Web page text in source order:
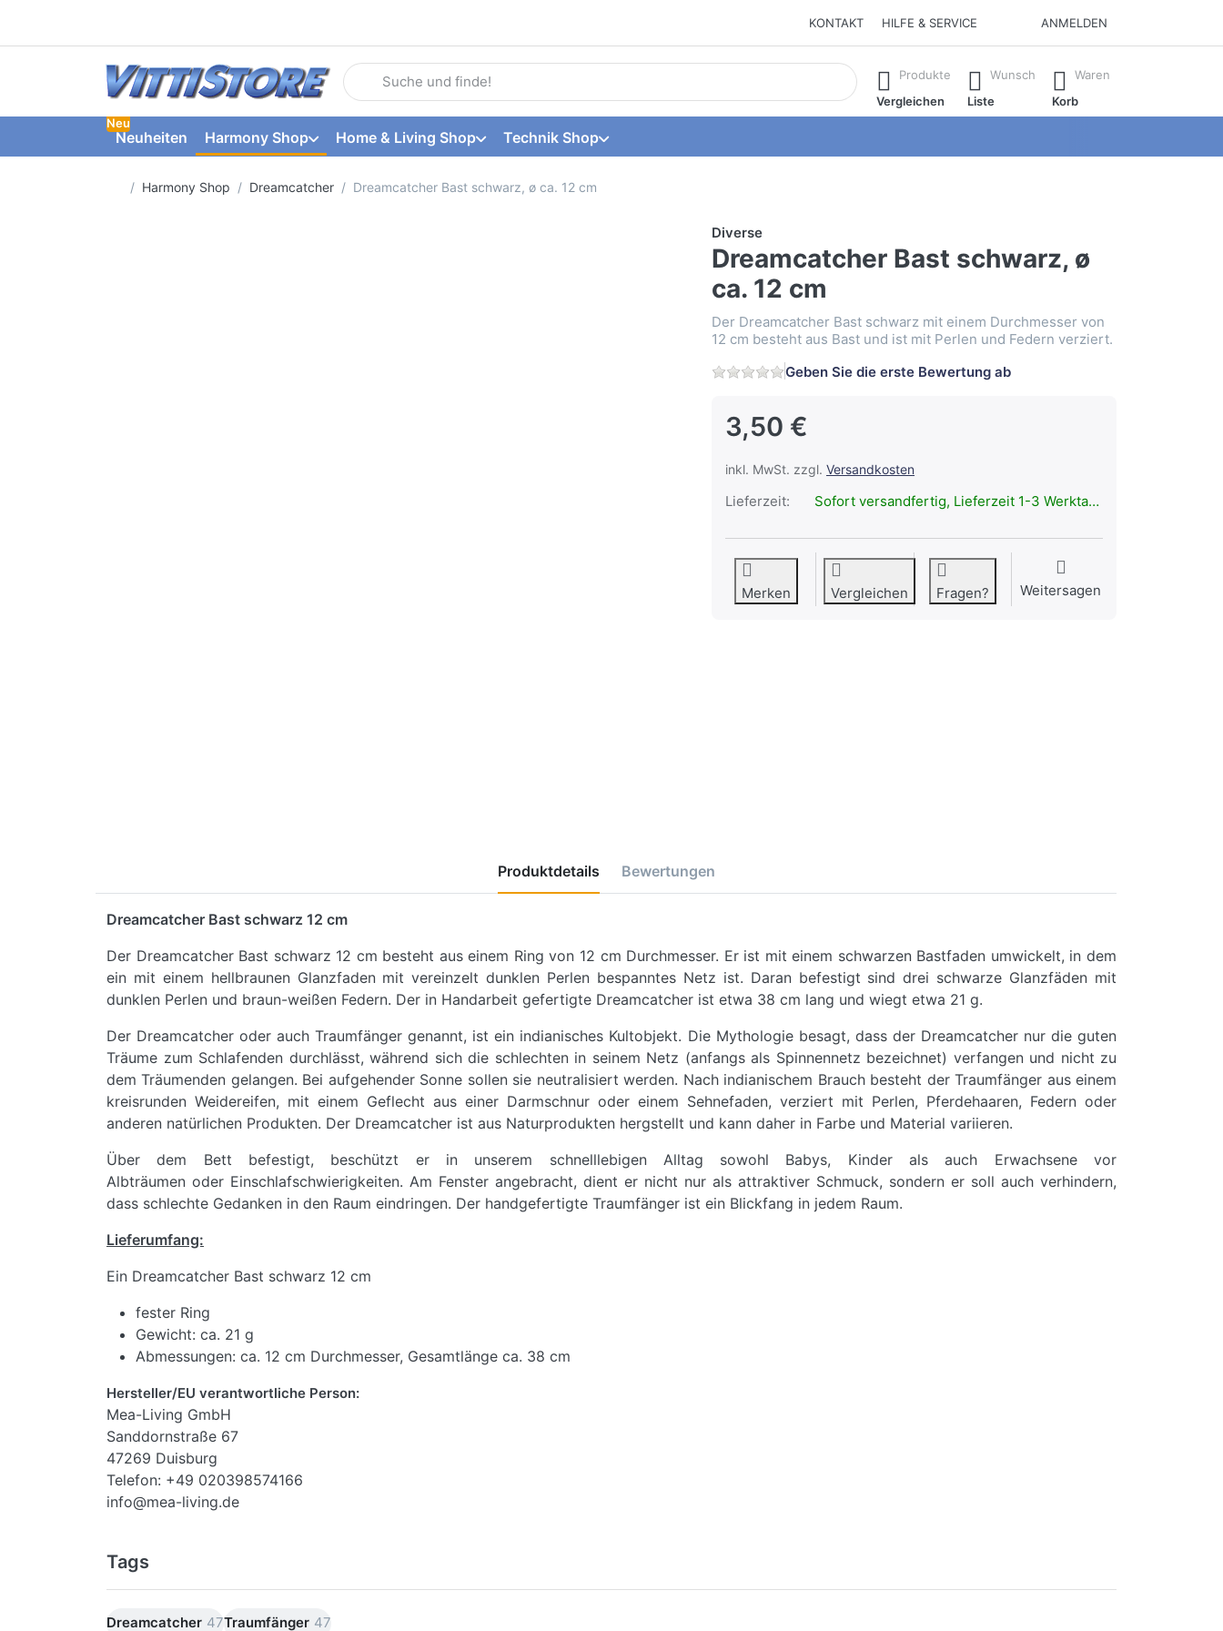
KONTAKT HILFE & SERVICE ANMELDEN
Geben Sie einen Suchbegriff ein. Während Sie tippen, erscheinen automatisch erste Ergebnisse. Drücken Sie die Eingabetaste, um alle
Produkte
Vergleichen
Wunsch
Liste
Waren
Korb
Neuheiten
Neu
Harmony Shop Home & Living Shop Technik Shop
Startseite
Harmony Shop Dreamcatcher Dreamcatcher Bast schwarz, ø ca. 12 cm
Diverse
Dreamcatcher Bast schwarz, ø
ca. 12 cm
Der Dreamcatcher Bast schwarz mit einem Durchmesser von
12 cm besteht aus Bast und ist mit Perlen und Federn verziert.
Geben Sie die erste Bewertung ab
3,50 €
inkl. MwSt. zzgl. Versandkosten
Lieferzeit: Sofort versandfertig, Lieferzeit 1-3 Werktage.
Merken Vergleichen Fragen? Weitersagen
Produktdetails Bewertungen
Dreamcatcher Bast schwarz 12 cm
Der Dreamcatcher Bast schwarz 12 cm besteht aus einem Ring von 12 cm Durchmesser. Er ist mit einem schwarzen Bastfaden umwickelt, in dem
ein mit einem hellbraunen Glanzfaden mit vereinzelt dunklen Perlen bespanntes Netz ist. Daran befestigt sind drei schwarze Glanzfäden mit
dunklen Perlen und braun-weißen Federn. Der in Handarbeit gefertigte Dreamcatcher ist etwa 38 cm lang und wiegt etwa 21 g.
Der Dreamcatcher oder auch Traumfänger genannt, ist ein indianisches Kultobjekt. Die Mythologie besagt, dass der Dreamcatcher nur die guten
Träume zum Schlafenden durchlässt, während sich die schlechten in seinem Netz (anfangs als Spinnennetz bezeichnet) verfangen und nicht zu
dem Träumenden gelangen. Bei aufgehender Sonne sollen sie neutralisiert werden. Nach indianischem Brauch besteht der Traumfänger aus einem
kreisrunden Weidereifen, mit einem Geflecht aus einer Darmschnur oder einem Sehnefaden, verziert mit Perlen, Pferdehaaren, Federn oder
anderen natürlichen Produkten. Der Dreamcatcher ist aus Naturprodukten hergstellt und kann daher in Farbe und Material variieren.
Über dem Bett befestigt, beschützt er in unserem schnelllebigen Alltag sowohl Babys, Kinder als auch Erwachsene vor
Albträumen oder Einschlafschwierigkeiten. Am Fenster angebracht, dient er nicht nur als attraktiver Schmuck, sondern er soll auch verhindern,
dass schlechte Gedanken in den Raum eindringen. Der handgefertigte Traumfänger ist ein Blickfang in jedem Raum.
Lieferumfang:
Ein Dreamcatcher Bast schwarz 12 cm
fester Ring
Gewicht: ca. 21 g
Abmessungen: ca. 12 cm Durchmesser, Gesamtlänge ca. 38 cm
Hersteller/EU verantwortliche Person:
Mea-Living GmbH
Sanddornstraße 67
47269 Duisburg
Telefon: +49 020398574166
info@mea-living.de
Tags
Dreamcatcher 47Traumfänger 47